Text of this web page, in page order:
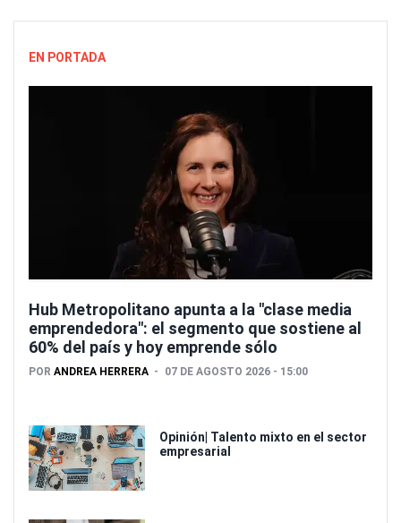
EN PORTADA
Hub Metropolitano apunta a la "clase media
emprendedora": el segmento que sostiene al
60% del país y hoy emprende sólo
POR ANDREA HERRERA 07 DE AGOSTO 2026 - 15:00
Opinión| Talento mixto en el sector
empresarial